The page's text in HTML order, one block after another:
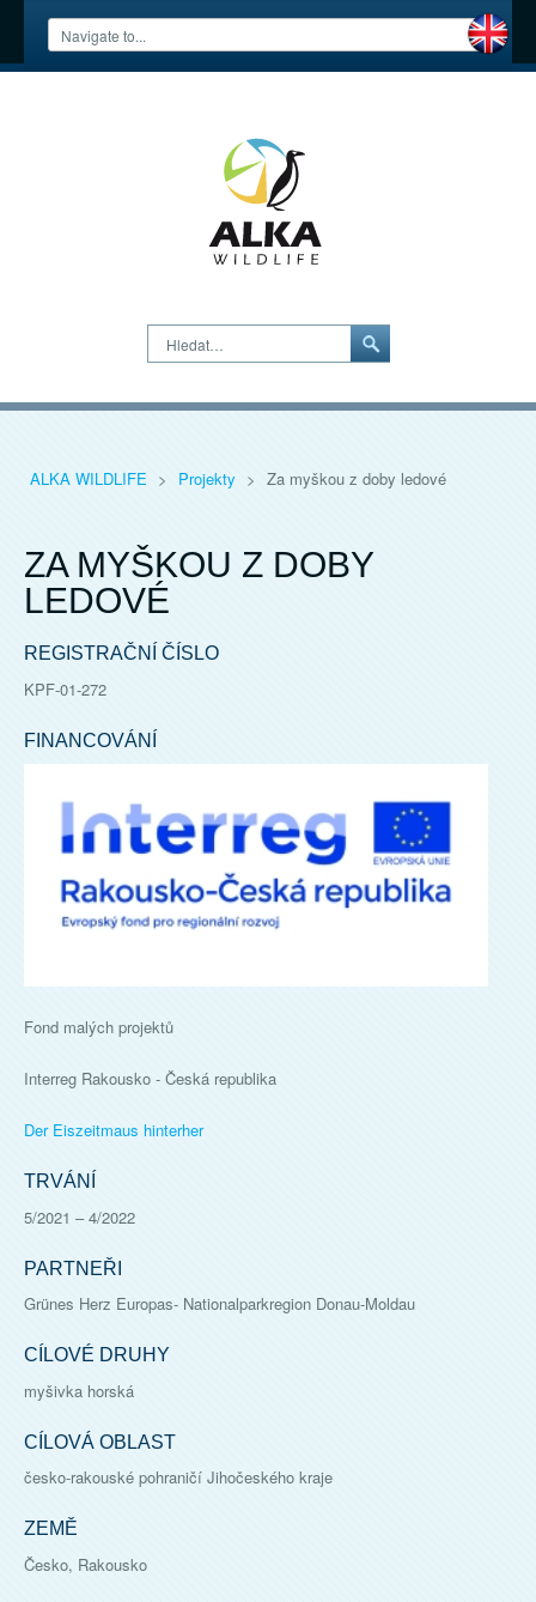
Hledat…
ALKA WILDLIFE > Projekty > Za myškou z doby ledové
ZA MYŠKOU Z DOBY
LEDOVÉ
REGISTRAČNÍ ČÍSLO
KPF-01-272
FINANCOVÁNÍ
Fond malých projektů
Interreg Rakousko - Česká republika
Der Eiszeitmaus hinterher
TRVÁNÍ
5/2021 –4/2022
PARTNEŘI
Grünes Herz Europas- Nationalparkregion Donau-Moldau
CÍLOVÉ DRUHY
myšivka horská
CÍLOVÁ OBLAST
česko-rakouské pohraničí Jihočeského kraje
ZEMĚ
Česko, Rakousko